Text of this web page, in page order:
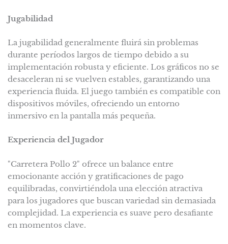
Jugabilidad
La jugabilidad generalmente fluirá sin problemas
durante períodos largos de tiempo debido a su
implementación robusta y eficiente. Los gráficos no se
desaceleran ni se vuelven estables, garantizando una
experiencia fluida. El juego también es compatible con
dispositivos móviles, ofreciendo un entorno
inmersivo en la pantalla más pequeña.
Experiencia del Jugador
"Carretera Pollo 2" ofrece un balance entre
emocionante acción y gratificaciones de pago
equilibradas, convirtiéndola una elección atractiva
para los jugadores que buscan variedad sin demasiada
complejidad. La experiencia es suave pero desafiante
en momentos clave.